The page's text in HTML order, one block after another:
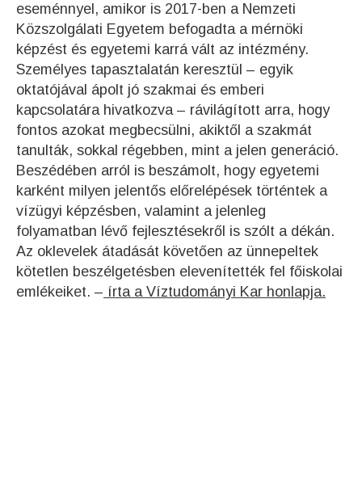
eseménnyel, amikor is 2017-ben a Nemzeti
Közszolgálati Egyetem befogadta a mérnöki
képzést és egyetemi karrá vált az intézmény.
Személyes tapasztalatán keresztül – egyik
oktatójával ápolt jó szakmai és emberi
kapcsolatára hivatkozva – rávilágított arra, hogy
fontos azokat megbecsülni, akiktől a szakmát
tanulták, sokkal régebben, mint a jelen generáció.
Beszédében arról is beszámolt, hogy egyetemi
karként milyen jelentős előrelépések történtek a
vízügyi képzésben, valamint a jelenleg
folyamatban lévő fejlesztésekről is szólt a dékán.
Az oklevelek átadását követően az ünnepeltek
kötetlen beszélgetésben elevenítették fel főiskolai
emlékeiket. – írta a Víztudományi Kar honlapja.